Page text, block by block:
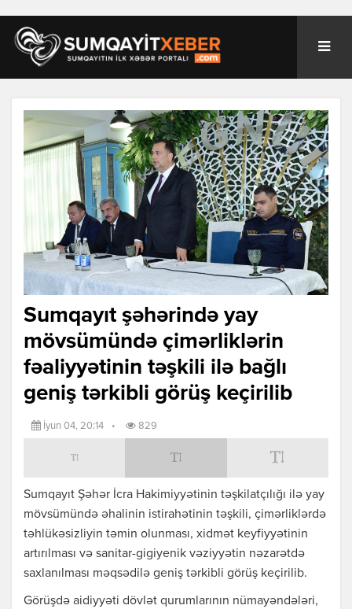
Sumqayıt şəhərində yay
mövsümündə çimərliklərin
fəaliyyətinin təşkili ilə bağlı
geniş tərkibli görüş keçirilib
İyun 04, 20:14 • 829
Sumqayıt Şəhər İcra Hakimiyyətinin təşkilatçılığı ilə yay
mövsümündə əhalinin istirahətinin təşkili, çimərliklərdə
təhlükəsizliyin təmin olunması, xidmət keyfiyyətinin
artırılması və sanitar-gigiyenik vəziyyətin nəzarətdə
saxlanılması məqsədilə geniş tərkibli görüş keçirilib.
Görüşdə aidiyyəti dövlət qurumlarının nümayəndələri,